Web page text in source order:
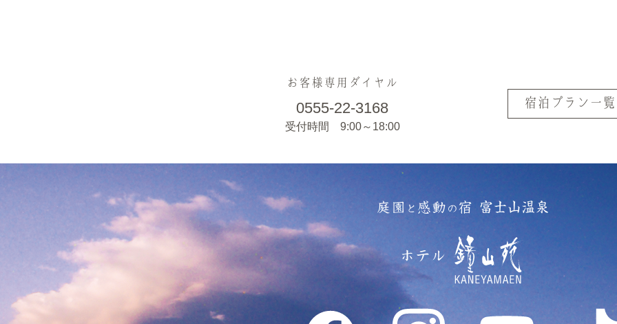
お客様専用ダイヤル
0555-22-3168
受付時間 9:00～18:00
宿泊プラン一